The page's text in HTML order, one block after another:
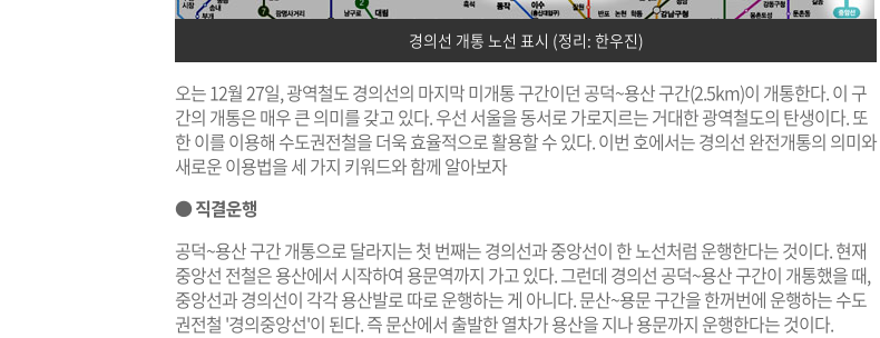
경의선 개통 노선 표시 (정리: 한우진)
오는 12월 27일, 광역철도 경의선의 마지막 미개통 구간이던 공덕~용산 구간(2.5km)이 개통한다. 이 구
간의 개통은 매우 큰 의미를 갖고 있다. 우선 서울을 동서로 가로지르는 거대한 광역철도의 탄생이다. 또
한 이를 이용해 수도권전철을 더욱 효율적으로 활용할 수 있다. 이번 호에서는 경의선 완전개통의 의미와
새로운 이용법을 세 가지 키워드와 함께 알아보자
● 직결운행
공덕~용산 구간 개통으로 달라지는 첫 번째는 경의선과 중앙선이 한 노선처럼 운행한다는 것이다. 현재
중앙선 전철은 용산에서 시작하여 용문역까지 가고 있다. 그런데 경의선 공덕~용산 구간이 개통했을 때,
중앙선과 경의선이 각각 용산발로 따로 운행하는 게 아니다. 문산~용문 구간을 한꺼번에 운행하는 수도
권전철 '경의중앙선'이 된다. 즉 문산에서 출발한 열차가 용산을 지나 용문까지 운행한다는 것이다.